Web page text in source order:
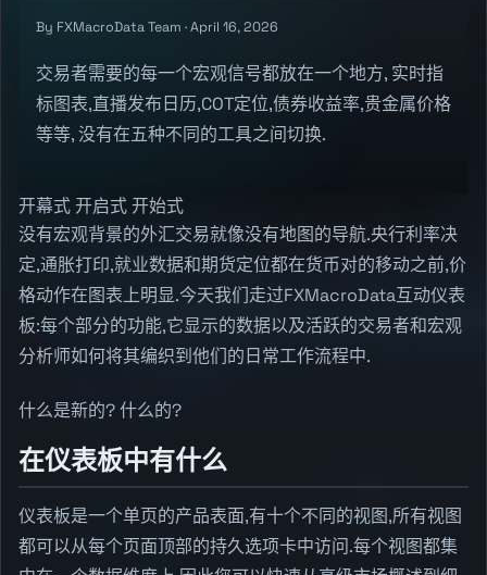
By FXMacroData Team · April 16, 2026
交易者需要的每一个宏观信号都放在一个地方, 实时指
标图表,直播发布日历,COT定位,债券收益率,贵金属价格
等等, 没有在五种不同的工具之间切换.
开幕式 开启式 开始式
没有宏观背景的外汇交易就像没有地图的导航.央行利率决
定,通胀打印,就业数据和期货定位都在货币对的移动之前,价
格动作在图表上明显.今天我们走过FXMacroData互动仪表
板:每个部分的功能,它显示的数据以及活跃的交易者和宏观
分析师如何将其编织到他们的日常工作流程中.
什么是新的? 什么的?
在仪表板中有什么
仪表板是一个单页的产品表面,有十个不同的视图,所有视图
都可以从每个页面顶部的持久选项卡中访问.每个视图都集